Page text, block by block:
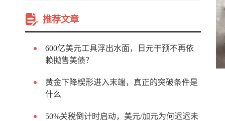
推荐文章
600亿美元工具浮出水面，日元干预不再依
赖抛售美债？
黄金下降楔形进入末端，真正的突破条件是
什么
50%关税倒计时启动，美元/加元为何迟迟未